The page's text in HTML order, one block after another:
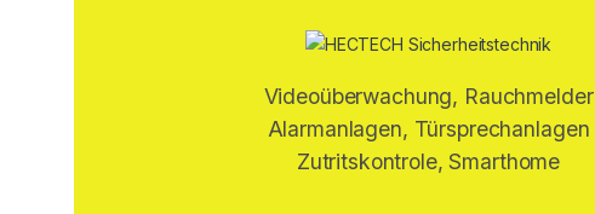
Videoüberwachung, Rauchmelder
Alarmanlagen, Türsprechanlagen
Zutritskontrole, Smarthome